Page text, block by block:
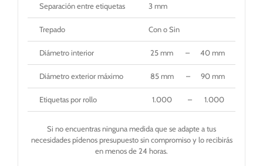
Separación entre etiquetas 3 mm
Trepado Con o Sin
Diámetro interior 25 mm – 40 mm – 50
Diámetro exterior máximo 85 mm – 90 mm – 125
Etiquetas por rollo 1.000 – 1.000 –
Si no encuentras ninguna medida que se adapte a tus
necesidades pídenos presupuesto sin compromiso y lo recibirás
en menos de 24 horas.